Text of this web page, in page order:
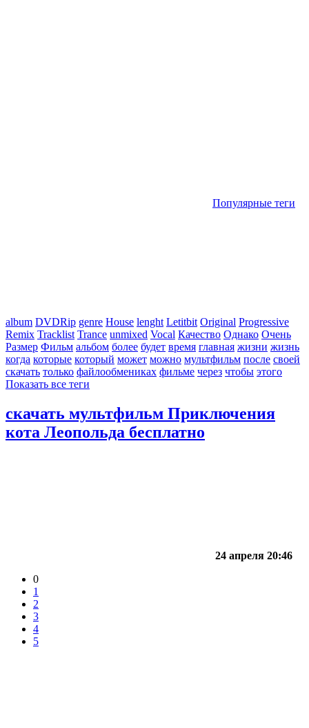
Популярные теги
album DVDRip genre House lenght Letitbit Original Progressive
Remix Tracklist Trance unmixed Vocal Качество Однако Очень
Размер Фильм альбом более будет время главная жизни жизнь
когда которые который может можно мультфильм после своей
скачать только файлообмениках фильме через чтобы этого
Показать все теги
скачать мультфильм Приключения
кота Леопольда бесплатно
24 апреля 20:46
0
1
2
3
4
5